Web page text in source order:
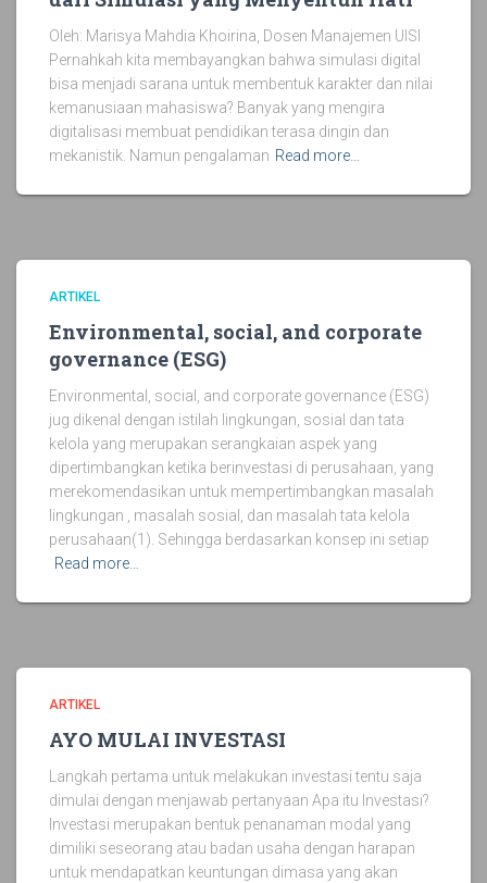
Oleh: Marisya Mahdia Khoirina, Dosen Manajemen UISI
Pernahkah kita membayangkan bahwa simulasi digital
bisa menjadi sarana untuk membentuk karakter dan nilai
kemanusiaan mahasiswa? Banyak yang mengira
digitalisasi membuat pendidikan terasa dingin dan
mekanistik. Namun pengalaman Read more…
ARTIKEL
Environmental, social, and corporate
governance (ESG)
Environmental, social, and corporate governance (ESG)
jug dikenal dengan istilah lingkungan, sosial dan tata
kelola yang merupakan serangkaian aspek yang
dipertimbangkan ketika berinvestasi di perusahaan, yang
merekomendasikan untuk mempertimbangkan masalah
lingkungan , masalah sosial, dan masalah tata kelola
perusahaan(1). Sehingga berdasarkan konsep ini setiap
Read more…
ARTIKEL
AYO MULAI INVESTASI
Langkah pertama untuk melakukan investasi tentu saja
dimulai dengan menjawab pertanyaan Apa itu Investasi?
Investasi merupakan bentuk penanaman modal yang
dimiliki seseorang atau badan usaha dengan harapan
untuk mendapatkan keuntungan dimasa yang akan